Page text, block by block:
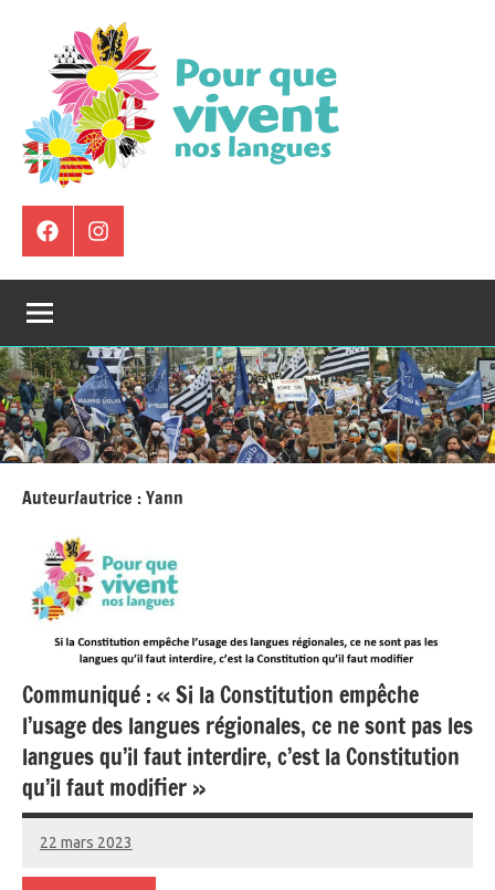
contenu
Pour
Que
Vivent
Nos
Langues
Élément
de
menu
Instagram
Auteur/autrice :Yann
Communiqué : « Si la Constitution empêche
l’usage des langues régionales, ce ne sont pas les
langues qu’il faut interdire, c’est la Constitution
qu’il faut modifier »
22 mars 2023
Yann